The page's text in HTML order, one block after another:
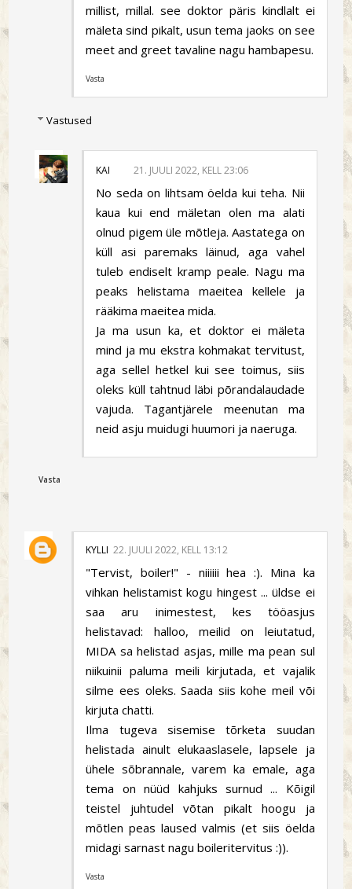
millist, millal. see doktor päris kindlalt ei
mäleta sind pikalt, usun tema jaoks on see
meet and greet tavaline nagu hambapesu.
Vasta
Vastused
KAI 21. JUULI 2022, KELL 23:06
No seda on lihtsam öelda kui teha. Nii
kaua kui end mäletan olen ma alati
olnud pigem üle mõtleja. Aastatega on
küll asi paremaks läinud, aga vahel
tuleb endiselt kramp peale. Nagu ma
peaks helistama maeitea kellele ja
rääkima maeitea mida.
Ja ma usun ka, et doktor ei mäleta
mind ja mu ekstra kohmakat tervitust,
aga sellel hetkel kui see toimus, siis
oleks küll tahtnud läbi põrandalaudade
vajuda. Tagantjärele meenutan ma
neid asju muidugi huumori ja naeruga.
Vasta
KYLLI 22. JUULI 2022, KELL 13:12
"Tervist, boiler!" - niiiiii hea :). Mina ka
vihkan helistamist kogu hingest ... üldse ei
saa aru inimestest, kes tööasjus
helistavad: halloo, meilid on leiutatud,
MIDA sa helistad asjas, mille ma pean sul
niikuinii paluma meili kirjutada, et vajalik
silme ees oleks. Saada siis kohe meil või
kirjuta chatti.
Ilma tugeva sisemise tõrketa suudan
helistada ainult elukaaslasele, lapsele ja
ühele sõbrannale, varem ka emale, aga
tema on nüüd kahjuks surnud ... Kõigil
teistel juhtudel võtan pikalt hoogu ja
mõtlen peas laused valmis (et siis öelda
midagi sarnast nagu boileritervitus :)).
Vasta